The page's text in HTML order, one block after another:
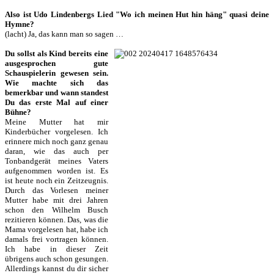
Also ist Udo Lindenbergs Lied "Wo ich meinen Hut hin häng" quasi deine
Hymne?
(lacht) Ja, das kann man so sagen …
Du sollst als Kind bereits eine
ausgesprochen gute
Schauspielerin gewesen sein.
Wie machte sich das
bemerkbar und wann standest
Du das erste Mal auf einer
Bühne?
Meine Mutter hat mir
Kinderbücher vorgelesen. Ich
erinnere mich noch ganz genau
daran, wie das auch per
Tonbandgerät meines Vaters
aufgenommen worden ist. Es
ist heute noch ein Zeitzeugnis.
Durch das Vorlesen meiner
Mutter habe mit drei Jahren
schon den Wilhelm Busch
rezitieren können. Das, was die
Mama vorgelesen hat, habe ich
damals frei vortragen können.
Ich habe in dieser Zeit
übrigens auch schon gesungen.
Allerdings kannst du dir sicher